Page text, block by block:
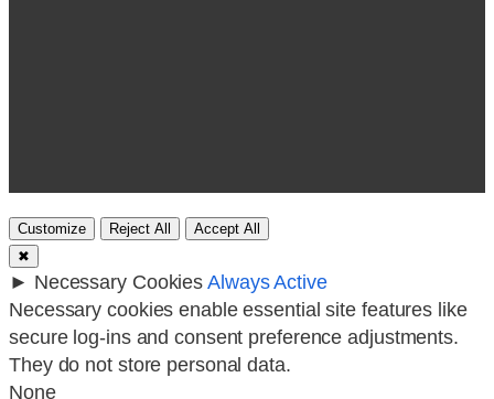
Customize Reject All
Accept All
✖
► Necessary CookiesAlways Active
Necessary cookies enable essential site features like
secure log-ins and consent preference adjustments.
They do not store personal data.
None